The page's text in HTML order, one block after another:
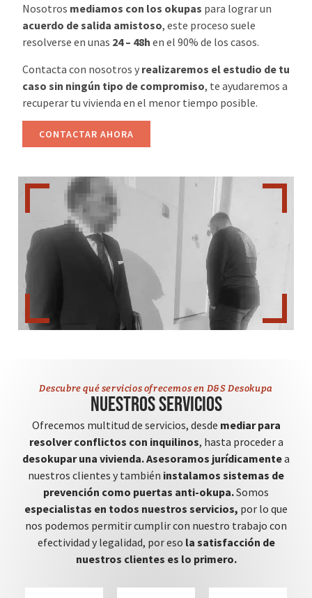
Nosotros mediamos con los okupas para lograr un
acuerdo de salida amistoso, este proceso suele
resolverse en unas 24 – 48h en el 90% de los casos.
Contacta con nosotros y realizaremos el estudio de tu
caso sin ningún tipo de compromiso, te ayudaremos a
recuperar tu vivienda en el menor tiempo posible.
CONTACTAR AHORA
Descubre qué servicios ofrecemos en D&S Desokupa
Nuestros servicios
Ofrecemos multitud de servicios, desde mediar para
resolver conflictos con inquilinos, hasta proceder a
desokupar una vivienda.Asesoramos jurídicamentea
nuestros clientes y también instalamos sistemas de
prevención como puertas anti-okupa.Somos
especialistas en todos nuestros servicios, por lo que
nos podemos permitir cumplir con nuestro trabajo con
efectividad y legalidad, por eso la satisfacción de
nuestros clientes es lo primero.